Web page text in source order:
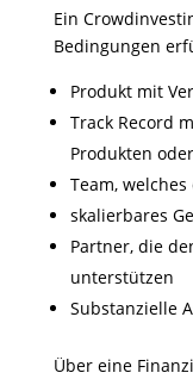
Ein
Bedingungen
Produkt mit
Track Record
Produkten
Team,
skalierbares
Partner, die
unterstützen
Substanzielle
Über eine